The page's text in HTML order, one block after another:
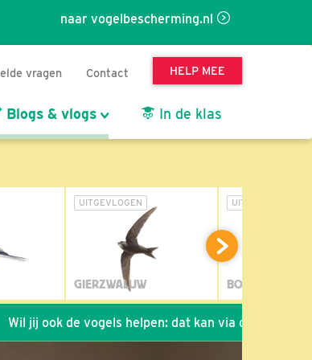
naar vogelbescherming.nl
vragen Contact HELP MEE
Blogs & vlogs In de klas
UITGEVLOGEN
GIERZWALUW
UITGEVLOGEN
BOSUIL
de vogels helpen: dat kan via de link! *